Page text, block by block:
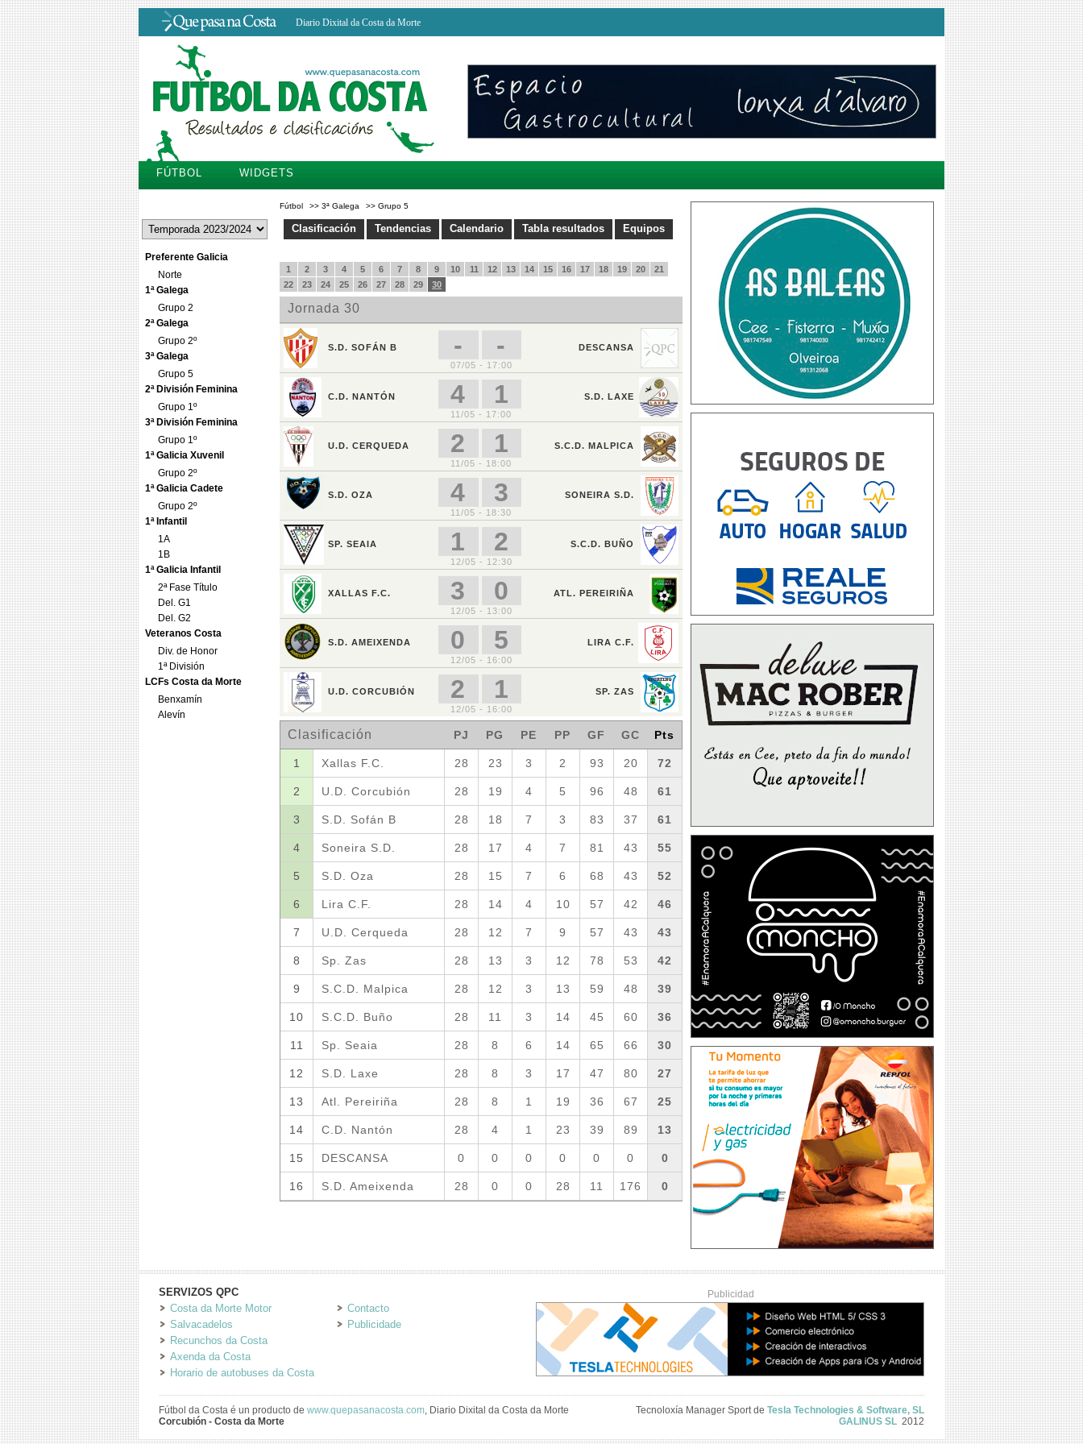
Diario Dixital da Costa da Morte
FÚTBOL WIDGETS
Preferente Galicia
Norte
1ª Galega
Grupo 2
2ª Galega
Grupo 2º
3ª Galega
Grupo 5
2ª División Feminina
Grupo 1º
3ª División Feminina
Grupo 1º
1ª Galicia Xuvenil
Grupo 2º
1ª Galicia Cadete
Grupo 2º
1ª Infantil
1A
1B
1ª Galicia Infantil
2ª Fase Título
Del. G1
Del. G2
Veteranos Costa
Div. de Honor
1ª División
LCFs Costa da Morte
Benxamín
Alevín
Fútbol >> 3ª Galega >> Grupo 5
Clasificación Tendencias Calendario Tabla resultados Equipos
SERVIZOS QPC
Costa da Morte Motor
Salvacadelos
Recunchos da Costa
Axenda da Costa
Horario de autobuses da Costa
Contacto
Publicidade
Publicidad
Fútbol da Costa é un producto de www.quepasanacosta.com, Diario Dixital da Costa da Morte
Corcubión - Costa da Morte
Tecnoloxía Manager Sport de Tesla Technologies & Software, SL
GALINUS SL 2012